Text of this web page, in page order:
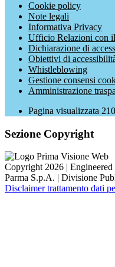
Cookie policy
Note legali
Informativa Privacy
Ufficio Relazioni con
Dichiarazione di
Obiettivi di
Whistleblowing
Gestione consensi
Amministrazione
Pagina visualizzata
Sezione Copyright
Copyright 2026 |
Parma S.p.A. | Divisione
Disclaimer trattamento dati